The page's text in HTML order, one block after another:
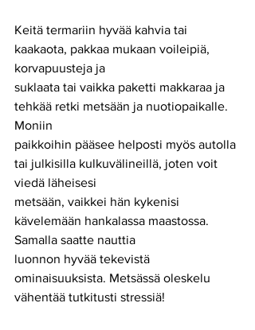
Keitä termariin hyvää kahvia tai
kaakaota, pakkaa mukaan voileipiä,
korvapuusteja ja
suklaata tai vaikka paketti makkaraa ja
tehkää retki metsään ja nuotiopaikalle.
Moniin
paikkoihin pääsee helposti myös autolla
tai julkisilla kulkuvälineillä, joten voit
viedä läheisesi
metsään, vaikkei hän kykenisi
kävelemään hankalassa maastossa.
Samalla saatte nauttia
luonnon hyvää tekevistä
ominaisuuksista. Metsässä oleskelu
vähentää tutkitusti stressiä!